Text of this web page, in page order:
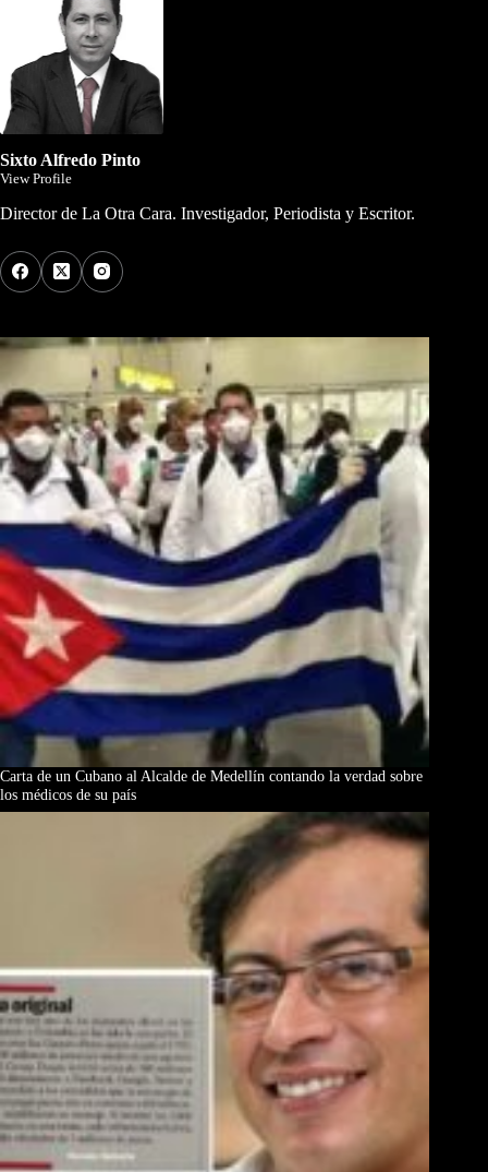
Sixto Alfredo Pinto
View Profile
Director de La Otra Cara. Investigador, Periodista y Escritor.
Carta de un Cubano al Alcalde de Medellín contando la verdad sobre
los médicos de su país